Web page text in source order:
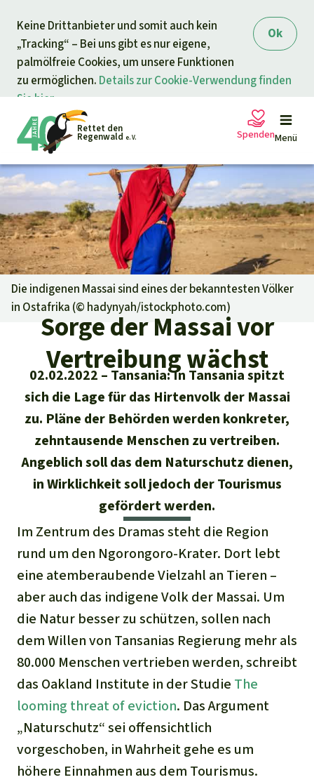
Ok
Keine Drittanbieter und somit auch kein
„Tracking“ – Bei uns gibt es nur eigene,
palmölfreie Cookies, um unsere Funktionen
zu ermöglichen. Details zur Cookie-Verwendung finden
Sie hier.
springen
Rettet den
Regenwald e. V. Menü
Petitionen
Projekte
Informieren
Aktuelles
Alle News
Kids
Newsletter­anmeldung
Unsere Themen
Der Regenwald
Klima
Biodiversität
Schutzgebiete
Palmöl
Biokraftstoff
Tropenholz
Aluminium
Gold
Fleisch und Soja
Landraub
Regenwald Report
Aktuelle Ausgabe
01/2026
04/2025
03/2025
02/2025
Ältere Ausgaben
Erfolge
Shop
Überuns
Über uns
Der Verein
40 Jahre Vereins­geschichte
Häufige Fragen
Jahresberichte
Stiftung
Kontakt
Transparenz
Medien
Presse
Presse-Echo
Widget einbinden
Banner einbinden
Freianzeigen
Suche
Deutsch
Español
Français
Italiano
Português
Indonesia
Spenden
Ihre Spende hilft
Allgemeine Spende
Dringender Spendenaufruf
Regenwald-Urkunden
Fragen & Antworten
Testament
SpendenkontoRettet den
Regenwald e. V.
DE11 43060967 2025054100
GENODEM1GLS
GLS Bank
IBAN kopieren
Spenden für ein Thema
Tierschutz
Waldschutz
Schutz von Indigenen
Spenden für eine Region
Südostasien
Afrika
Lateinamerika
Die indigenen Massai sind eines der bekanntesten Völker
in Ostafrika (© hadynyah/istockphoto.com)
Sorge der Massai vor
Vertreibung wächst
02.02.2022
Tansania: In Tansania spitzt
sich die Lage für das Hirtenvolk der Massai
zu. Pläne der Behörden werden konkreter,
zehntausende Menschen zu vertreiben.
Angeblich soll das dem Naturschutz dienen,
in Wirklichkeit soll jedoch der Tourismus
gefördert werden.
Im Zentrum des Dramas steht die Region
rund um den Ngorongoro-Krater. Dort lebt
eine atemberaubende Vielzahl an Tieren –
aber auch das indigene Volk der Massai. Um
die Natur besser zu schützen, sollen nach
dem Willen von Tansanias Regierung mehr als
80.000 Menschen vertrieben werden, schreibt
das Oakland Institute in der Studie The
looming threat of eviction. Das Argument
„Naturschutz“ sei offensichtlich
vorgeschoben, in Wahrheit gehe es um
höhere Einnahmen aus dem Tourismus.